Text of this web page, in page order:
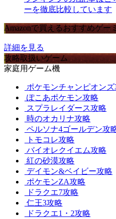
ーを徹底比較しています
Amazonで買えるおすすめゲー
詳細を見る
攻略取扱いゲーム
家庭用ゲーム機
ポケモンチャンピオンズ
ぽこあポケモン攻略
スプラレイダース攻略
時のオカリナ攻略
ペルソナ4ゴールデン攻
トモコレ攻略
バイオレクイエム攻略
紅の砂漠攻略
デイモン&ベイビー攻略
ポケモンZA攻略
ドラクエ7攻略
仁王3攻略
ドラクエ1・2攻略